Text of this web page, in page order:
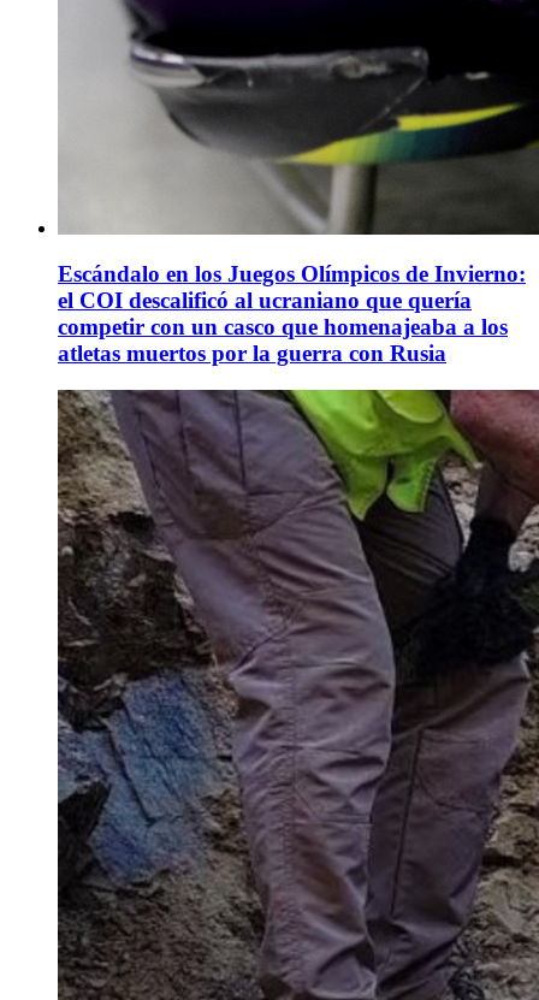
Escándalo en los Juegos Olímpicos de Invierno:
el COI descalificó al ucraniano que quería
competir con un casco que homenajeaba a los
atletas muertos por la guerra con Rusia